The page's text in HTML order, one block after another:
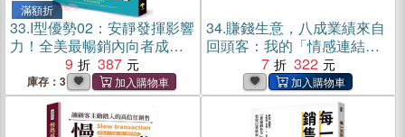
滿額折
33.I型優勢02：安靜發揮影響
力！全美最暢銷內向者成功
法，建立你的非典型黃金人
9 387
庫存：3
34.賺錢生意，八成業績來自
回頭客：我的「情感連結留
客術」，不花錢培養回流
客。健身房、美容美髮、餐
飲、顧問諮詢－各行業都適
用。(電子書)
7 322